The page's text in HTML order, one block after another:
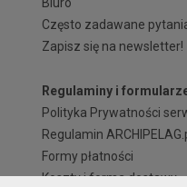
Często zadawane
Zapisz się na newsletter!
Regulaminy i
Polityka Prywatności
Regulamin
Formy płatności
Koszty i forma dostawy